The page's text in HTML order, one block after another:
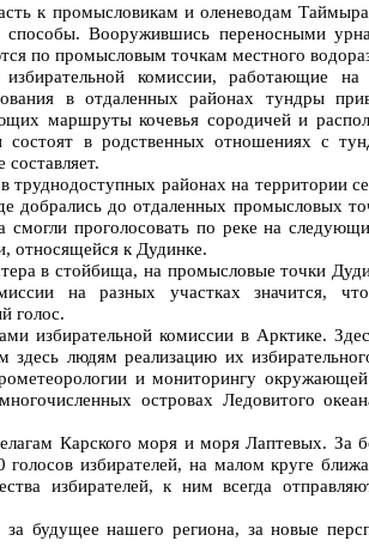
к промысловикам и оленеводам
способы. Вооружившись переносными
по промысловым точкам местного
комиссии, работающие на
в отдаленных районах тундры
маршруты кочевья сородичей и
в родственных отношениях с
районах на территории
добрались до отдаленных промысловых
проголосовать по реке на
относящейся к Дудинке.
в стойбища, на промысловые точки
на разных участках значится,
голос.
избирательной комиссии в Арктике.
людям реализацию их
и мониторингу
островах Ледовитого
Карского моря и моря Лаптевых. За
голосов избирателей, на малом круге
избирателей, к ним всегда
будущее нашего региона, за новые